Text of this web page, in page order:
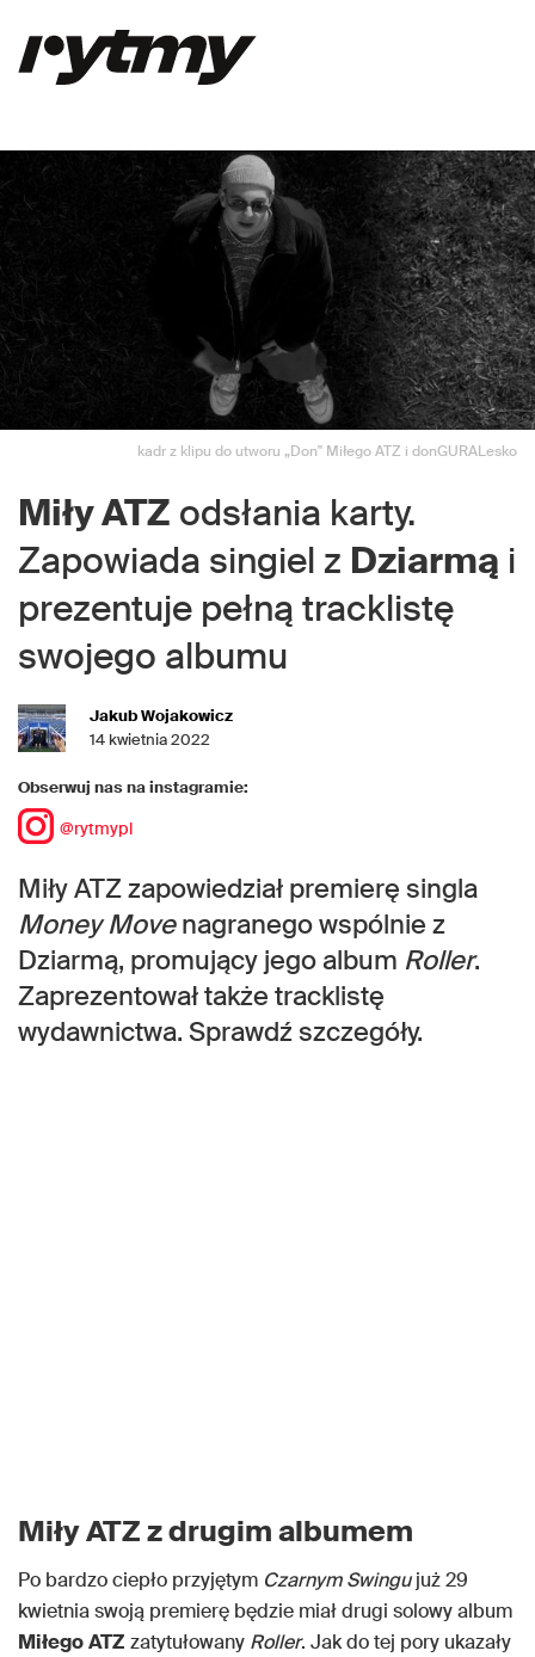
kadr z klipu do utworu „Don" Miłego ATZ i donGURALesko
Miły ATZ odsłania karty.
Zapowiada singiel z Dziarmą i
prezentuje pełną tracklistę
swojego albumu
Jakub Wojakowicz
14 kwietnia 2022
Obserwuj nas na instagramie:
@rytmypl
Miły ATZ zapowiedział premierę singla
Money Movenagranego wspólnie z
Dziarmą, promujący jego album Roller.
Zaprezentował także tracklistę
wydawnictwa. Sprawdź szczegóły.
Miły ATZ z drugim albumem
Po bardzo ciepło przyjętym Czarnym Swingujuż 29
kwietnia swoją premierę będzie miał drugi solowy album
MiłegoATZ zatytułowany Roller. Jak do tej pory ukazały